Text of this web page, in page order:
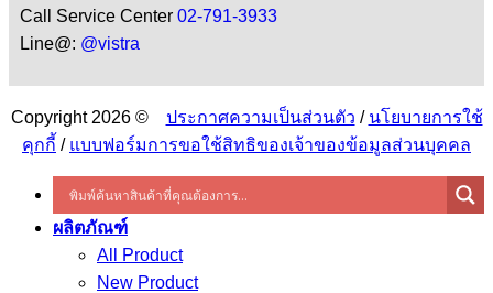
Call Service Center 02-791-3933
Line@: @vistra
Copyright 2026 © ประกาศความเป็นส่วนตัว / นโยบายการใช้
คุกกี้ / แบบฟอร์มการขอใช้สิทธิของเจ้าของข้อมูลส่วนบุคคล
ผลิตภัณฑ์
All Product
New Product